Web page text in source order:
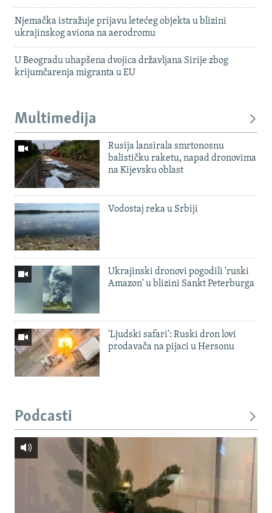
Njemačka istražuje prijavu letećeg objekta u blizini
ukrajinskog aviona na aerodromu
U Beogradu uhapšena dvojica državljana Sirije zbog
krijumčarenja migranta u EU
Multimedija
Rusija lansirala smrtonosnu
balističku raketu, napad dronovima
na Kijevsku oblast
Vodostaj reka u Srbiji
Ukrajinski dronovi pogodili 'ruski
Amazon' u blizini Sankt Peterburga
'Ljudski safari': Ruski dron lovi
prodavača na pijaci u Hersonu
Podcasti